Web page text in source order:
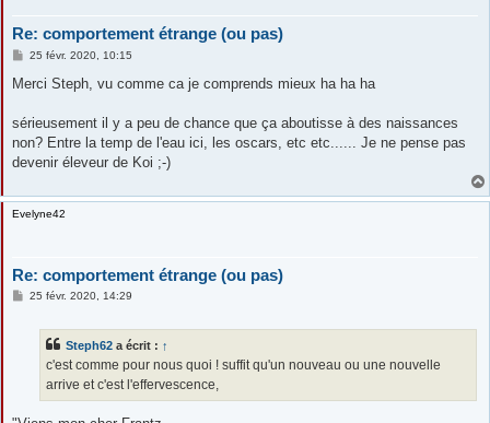
Re: comportement étrange (ou pas)
M
s
g
25 févr. 2020, 10:15
Merci Steph, vu comme ca je comprends mieux ha ha ha
sérieusement il y a peu de chance que ça aboutisse à des naissances
non? Entre la temp de l'eau ici, les oscars, etc etc...... Je ne pense pas
devenir éleveur de Koi ;-)
Evelyne42
Re: comportement étrange (ou pas)
M25 févr. 2020, 14:29
Steph62 a écrit : ↑
c'est comme pour nous quoi ! suffit qu'un nouveau ou une nouvelle
arrive et c'est l'effervescence,